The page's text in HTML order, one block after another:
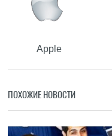
Apple
ПОХОЖИЕ НОВОСТИ